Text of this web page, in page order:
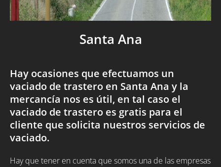
Santa Ana
Hay ocasiones que efectuamos un
vaciado de trastero en Santa Ana y la
mercancía nos es útil, en tal caso el
vaciado de trastero es gratis para el
cliente que solicita nuestros servicios de
vaciado.
Hay que tener en cuenta que somos una de las empresas